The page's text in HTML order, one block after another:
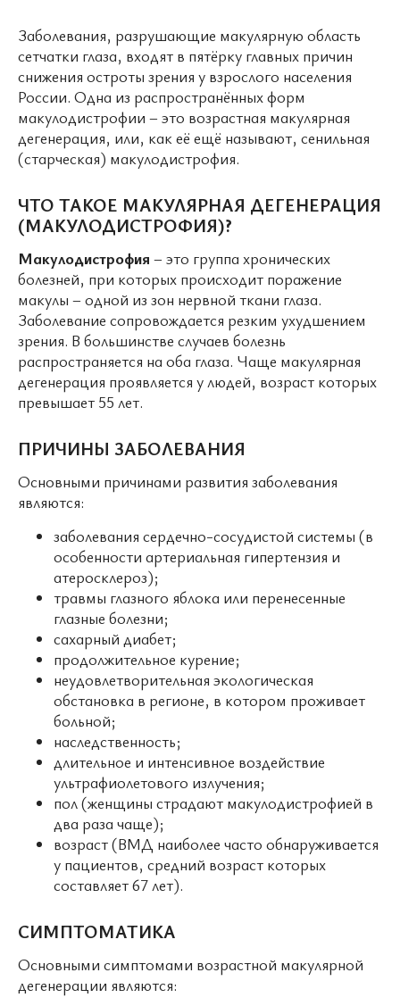
Заболевания, разрушающие макулярную область
сетчатки глаза, входят в пятёрку главных причин
снижения остроты зрения у взрослого населения
России. Одна из распространённых форм
макулодистрофии – это возрастная макулярная
дегенерация, или, как её ещё называют, сенильная
(старческая) макулодистрофия.
ЧТО ТАКОЕ МАКУЛЯРНАЯ ДЕГЕНЕРАЦИЯ
(МАКУЛОДИСТРОФИЯ)?
Макулодистрофия – это группа хронических
болезней, при которых происходит поражение
макулы – одной из зон нервной ткани глаза.
Заболевание сопровождается резким ухудшением
зрения. В большинстве случаев болезнь
распространяется на оба глаза. Чаще макулярная
дегенерация проявляется у людей, возраст которых
превышает 55 лет.
ПРИЧИНЫ ЗАБОЛЕВАНИЯ
Основными причинами развития заболевания
являются:
заболевания сердечно-сосудистой системы (в
особенности артериальная гипертензия и
атеросклероз);
травмы глазного яблока или перенесенные
глазные болезни;
сахарный диабет;
продолжительное курение;
неудовлетворительная экологическая
обстановка в регионе, в котором проживает
больной;
наследственность;
длительное и интенсивное воздействие
ультрафиолетового излучения;
пол (женщины страдают макулодистрофией в
два раза чаще);
возраст (ВМД наиболее часто обнаруживается
у пациентов, средний возраст которых
составляет 67 лет).
СИМПТОМАТИКА
Основными симптомами возрастной макулярной
дегенерации являются: